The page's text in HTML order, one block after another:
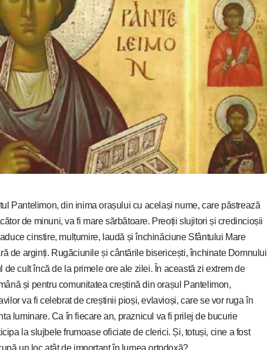
Pantelimon, din inima orașului cu același nume, care păstrează
de minuni, va fi mare sărbătoare. Preoții slujitori și credincioșii
cinstire, mulțumire, laudă și închinăciune Sfântului Mare
de arginți. Rugăciunile și cântările bisericești, închinate Domnului
de cult încă de la primele ore ale zilei. În această zi extrem de
și pentru comunitatea creștină din orașul Pantelimon,
va fi celebrat de creștinii pioși, evlavioși, care se vor ruga în
luminare. Ca în fiecare an, praznicul va fi prilej de bucurie
la slujbele frumoase oficiate de clerici. Și, totuși, cine a fost
un loc atât de important în lumea ortodoxă?